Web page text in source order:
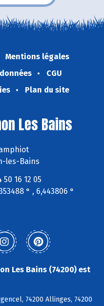
Mentions légales
CGU
Plan du site
Les Bains
les-Bains
50 16 12 05
° , 6,443806 °
Les Bains (74200) est
74200 Allinges, 74200